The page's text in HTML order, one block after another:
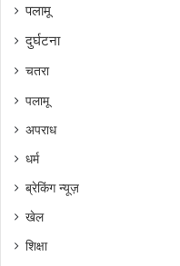
पलामू
दुर्घटना
चतरा
पलामू
अपराध
धर्म
ब्रेकिंग न्यूज़
खेल
शिक्षा